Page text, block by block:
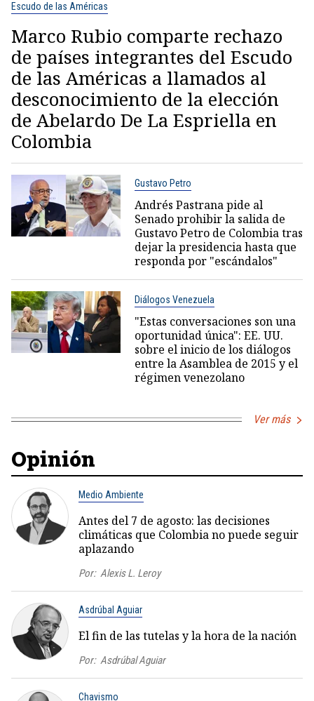
Escudo de las Américas
Marco Rubio comparte rechazo
de países integrantes del Escudo
de las Américas a llamados al
desconocimiento de la elección
de Abelardo De La Espriella en
Colombia
Gustavo Petro
Andrés Pastrana pide al
Senado prohibir la salida de
Gustavo Petro de Colombia tras
dejar la presidencia hasta que
responda por "escándalos"
Diálogos Venezuela
"Estas conversaciones son una
oportunidad única": EE. UU.
sobre el inicio de los diálogos
entre la Asamblea de 2015 y el
régimen venezolano
Ver más
Opinión
Medio Ambiente
Antes del 7 de agosto: las decisiones
climáticas que Colombia no puede seguir
aplazando
Por: Alexis L. Leroy
Asdrúbal Aguiar
El fin de las tutelas y la hora de la nación
Por: Asdrúbal Aguiar
Chavismo